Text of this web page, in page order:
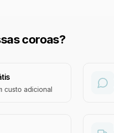
coroas?
custo adicional